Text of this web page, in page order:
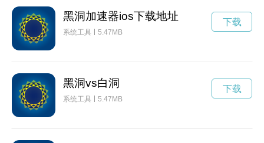
黑洞加速器ios下载地址
系统工具 5.47MB
下载
黑洞vs白洞
系统工具 5.47MB
下载